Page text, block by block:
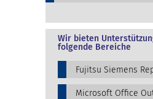
Wir bieten
folgende Bereiche
Fujitsu Siemens
Microsoft Office